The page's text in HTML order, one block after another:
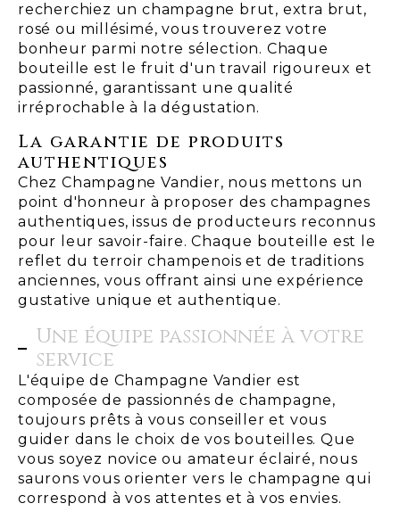
recherchiez un champagne brut, extra brut,
rosé ou millésimé, vous trouverez votre
bonheur parmi notre sélection. Chaque
bouteille est le fruit d'un travail rigoureux et
passionné, garantissant une qualité
irréprochable à la dégustation.
La garantie de produits
authentiques
Chez Champagne Vandier, nous mettons un
point d'honneur à proposer des champagnes
authentiques, issus de producteurs reconnus
pour leur savoir-faire. Chaque bouteille est le
reflet du terroir champenois et de traditions
anciennes, vous offrant ainsi une expérience
gustative unique et authentique.
Une équipe passionnée à votre
service
L'équipe de Champagne Vandier est
composée de passionnés de champagne,
toujours prêts à vous conseiller et vous
guider dans le choix de vos bouteilles. Que
vous soyez novice ou amateur éclairé, nous
saurons vous orienter vers le champagne qui
correspond à vos attentes et à vos envies.